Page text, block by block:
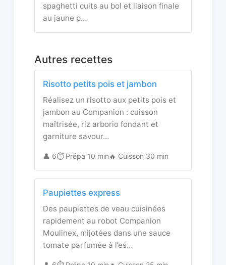
spaghetti cuits au bol et liaison finale
au jaune p…
Autres recettes
Risotto petits pois et jambon
Réalisez un risotto aux petits pois et
jambon au Companion : cuisson
maîtrisée, riz arborio fondant et
garniture savour…
👤 6⏱️ Prépa 10 min🔥 Cuisson 30 min
Paupiettes express
Des paupiettes de veau cuisinées
rapidement au robot Companion
Moulinex, mijotées dans une sauce
tomate parfumée à l’es…